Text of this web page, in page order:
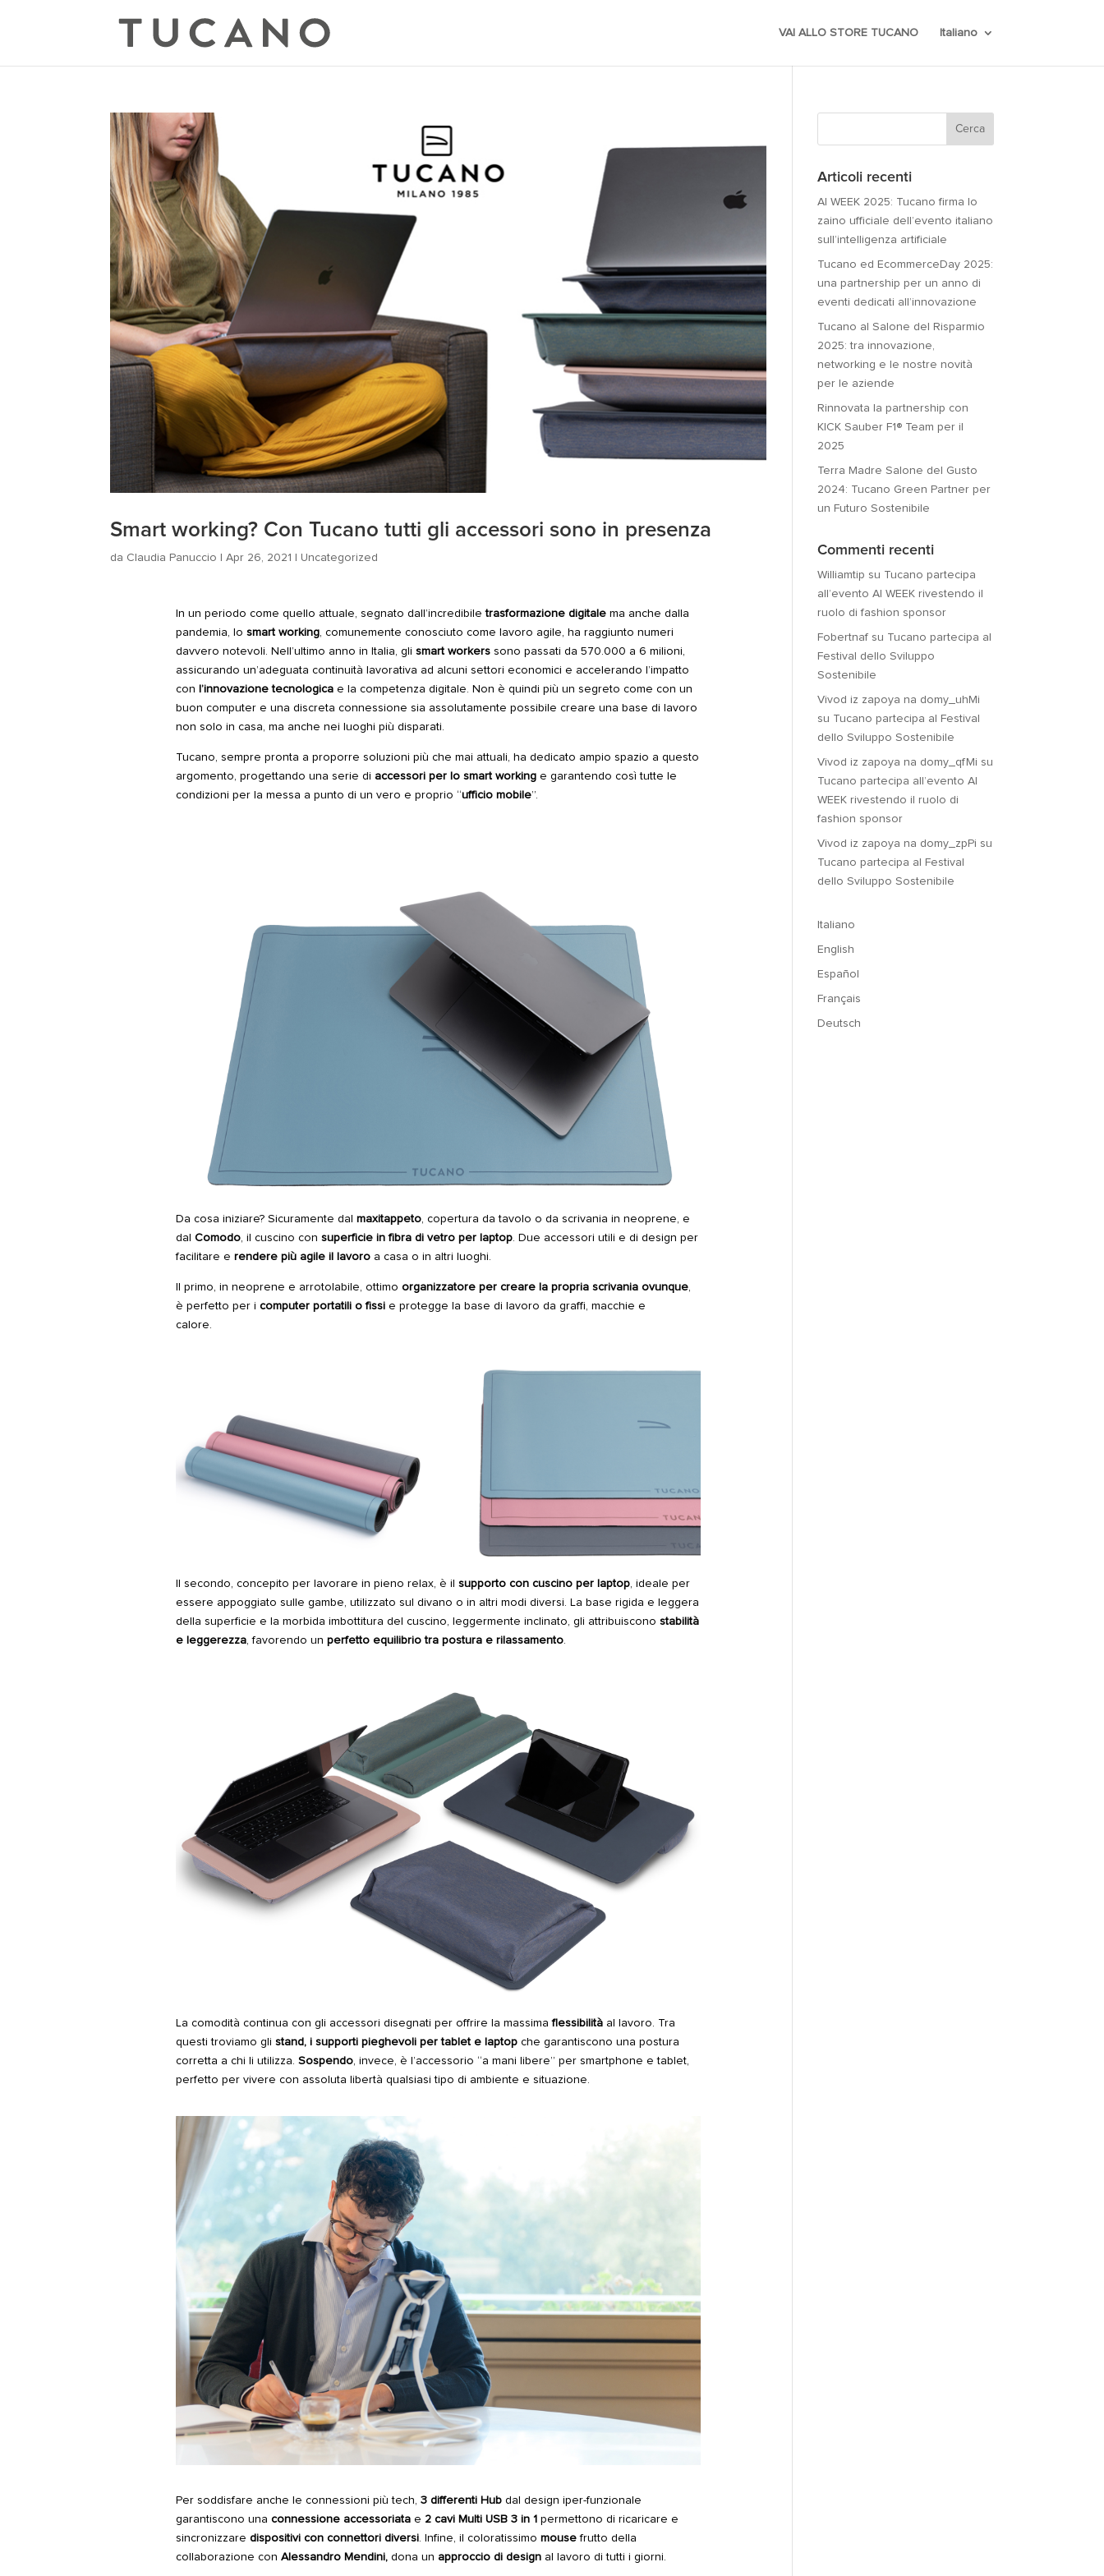
VAI ALLO STORE TUCANO Italiano
Smart working? Con Tucano tutti gli accessori sono in presenza
da Claudia Panuccio |Apr 26, 2021 Uncategorized
In un periodo come quello attuale, segnato dall’incredibiletrasformazione digitale ma anche dalla
pandemia, losmart working, comunemente conosciuto come lavoro agile, ha raggiunto numeri
davvero notevoli. Nell’ultimo anno in Italia, glismart workers sono passati da 570.000 a 6 milioni,
assicurando un’adeguatacontinuità lavorativa ad alcuni settori economici e accelerando l’impatto
con
l’innovazione tecnologica e la competenza digitale. Non è quindi più un segreto come con un
buon computer e una discreta connessione sia assolutamente possibile creare una base di lavoro
non solo in casa, ma anche nei luoghi più disparati.
Tucano, sempre pronta a proporre soluzioni più che mai attuali, ha dedicato ampio spazio a questo
argomento, progettando una serie di accessori per lo smart working e garantendo così tutte le
condizioni per la messa a punto di un vero e proprio “ufficio mobile”.
Da cosa iniziare? Sicuramente dalmaxitappeto, copertura da tavolo o da scrivania in neoprene, e
dalComodo, il cuscino consuperficie in fibra di vetro per laptop. Due accessori utili e di design per
facilitare e rendere più agile il lavoro a casa o in altri luoghi.
Il primo, in neoprene e arrotolabile, ottimoorganizzatore per creare la propria scrivania ovunque,
è perfetto per icomputer portatili o fissi e protegge la base di lavoro da graffi, macchie e
calore.
Il secondo, concepito per lavorare in pieno relax, è ilsupporto con cuscino per laptop , ideale per
essere appoggiato sulle gambe, utilizzato sul divano o in altri modi diversi. La base rigida e leggera
della superficie e la morbida imbottitura del cuscino, leggermente inclinato, gli attribuisconostabilità
e leggerezza , favorendo unperfetto equilibrio tra postura e rilassamento
La comodità continua con gli accessori disegnati per offrire la massimaflessibilità al lavoro. Tra
questi troviamo glistand , isupporti pieghevoli per tablet e laptop che garantiscono una postura
corretta a chi li utilizza.Sospendo, invece, è l’accessorio “a mani libere” per smartphone e tablet,
perfetto per vivere con assoluta libertà qualsiasi tipo di ambiente e situazione.
Per soddisfare anche le connessioni più tech,3 differenti Hub dal design iper-funzionale
garantiscono unaconnessione accessoriata e 2 cavi Multi USB 3 in 1 permettono di ricaricare e
sincronizzaredispositivi con connettori diversi. Infine, il coloratissimomouse frutto della
collaborazione conAlessandro Mendini, dona un approccio di design al lavoro di tutti i giorni.
Articoli recenti
AI WEEK 2025: Tucano firma lo
zaino ufficiale dell’evento italiano
sull’intelligenza artificiale
Tucano ed EcommerceDay 2025:
una partnership per un anno di
eventi dedicati all’innovazione
Tucano al Salone del Risparmio
2025: tra innovazione,
networking e le nostre novità
per le aziende
Rinnovata la partnership con
KICK Sauber F1® Team per il
2025
Terra Madre Salone del Gusto
2024: Tucano Green Partner per
un Futuro Sostenibile
Commenti recenti
Williamtip su Tucano partecipa
all’evento AI WEEK rivestendo il
ruolo di fashion sponsor
Fobertnafsu Tucano partecipa al
Festival dello Sviluppo
Sostenibile
Vivod iz zapoya na domy_uhMi
su Tucano partecipa al Festival
dello Sviluppo Sostenibile
Vivod iz zapoya na domy_qfMi su
Tucano partecipa all’evento AI
WEEK rivestendo il ruolo di
fashion sponsor
Vivod iz zapoya na domy_zpPi su
Tucano partecipa al Festival
dello Sviluppo Sostenibile
Italiano
English
Español
Français
Deutsch